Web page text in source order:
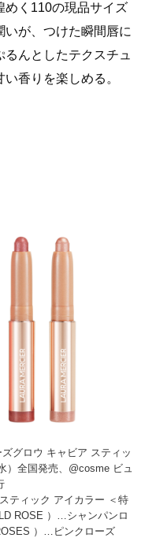
めく110の現品サイズ
いが、つけた瞬間唇に
んとしたテクスチュ
香りを楽しめる。
グロウ キャビア スティッ
全国発売、@cosme ビュ
ティック アイカラー ＜特
ROSE ）…シャンパンロ
）…ピンクローズ